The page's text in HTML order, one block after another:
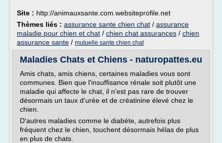
Site : http://animauxsante.com.websiteprofile.net
Thèmes liés : assurance sante chien chat / assurance
maladie pour chien et chat / chien chat assurances / chien
assurance sante / mutuelle sante chien chat
Maladies Chats et Chiens - naturopattes.eu
Amis chats, amis chiens, certaines maladies vous sont
communes. Bien que l'insuffisance rénale soit plutôt une
maladie qui affecte le chat, il n'est pas rare de trouver
désormais un taux d'urée et de créatinine élevé chez le
chien.
D'autres maladies comme le diabète, autrefois plus
fréquent chez le chien, touchent désormais hélas de plus
en plus de chats.